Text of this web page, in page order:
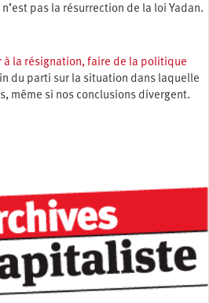
pas la résurrection de la loi Yadan.
la résignation, faire de la politique
du parti sur la situation dans laquelle
même si nos conclusions divergent.